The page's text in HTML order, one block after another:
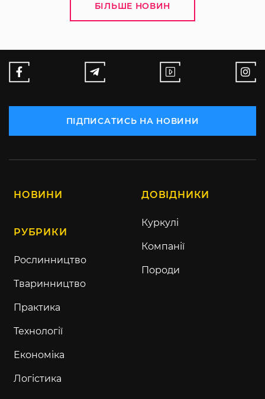
БІЛЬШЕ НОВИН
ПІДПИСАТИСЬ НА НОВИНИ
НОВИНИ
РУБРИКИ
Рослинництво
Тваринництво
Практика
Технології
Економіка
Логістика
ДОВІДНИКИ
Куркулі
Компанії
Породи